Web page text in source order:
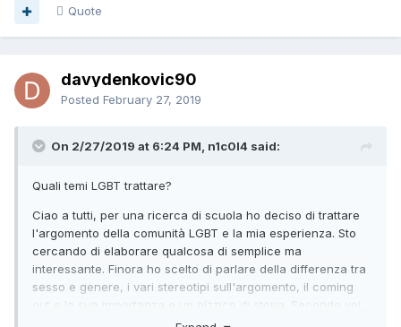
Quote
davydenkovic90
Posted February 27, 2019
On 2/27/2019 at 6:24 PM, n1c0l4 said:
Quali temi LGBT trattare?
Ciao a tutti, per una ricerca di scuola ho deciso di trattare
l'argomento della comunità LGBT e la mia esperienza. Sto
cercando di elaborare qualcosa di semplice ma
interessante. Finora ho scelto di parlare della differenza tra
sesso e genere, i vari stereotipi sull'argomento, il coming
out e la sua importanza e un pizzico di storia. Secondo voi
c'è wualche tematica specifica che merita di essere